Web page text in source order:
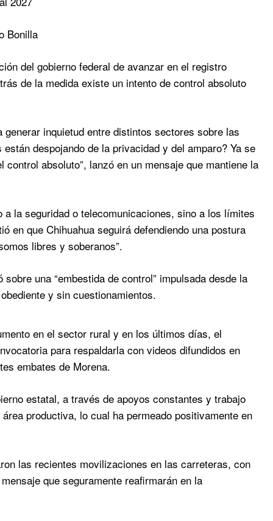
Bonilla
del gobierno federal de avanzar en el registro
de la medida existe un intento de control absoluto
inquietud entre distintos sectores sobre las
despojando de la privacidad y del amparo? Ya se
absoluto”, lanzó en un mensaje que mantiene la
la seguridad o telecomunicaciones, sino a los límites
en que Chihuahua seguirá defendiendo una postura
libres y soberanos”.
una “embestida de control” impulsada desde la
y sin cuestionamientos.
en el sector rural y en los últimos días, el
para respaldarla con videos difundidos en
embates de Morena.
estatal, a través de apoyos constantes y trabajo
productiva, lo cual ha permeado positivamente en
las recientes movilizaciones en las carreteras, con
que seguramente reafirmarán en la